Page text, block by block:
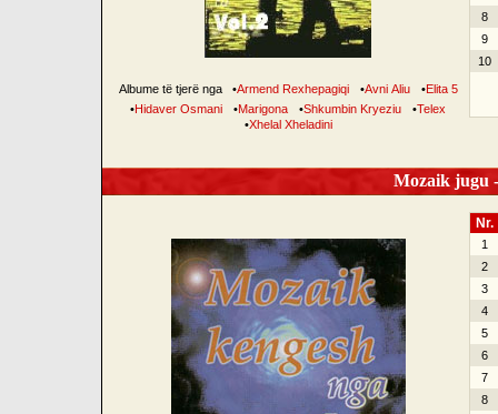
Albume të tjerë nga •Armend Rexhepagiqi •Avni Aliu •Elita 5
•Hidaver Osmani •Marigona •Shkumbin Kryeziu •Telex
•Xhelal Xheladini
8
9
10
Mozaik jugu
Nr.
1
2
3
4
5
6
7
8